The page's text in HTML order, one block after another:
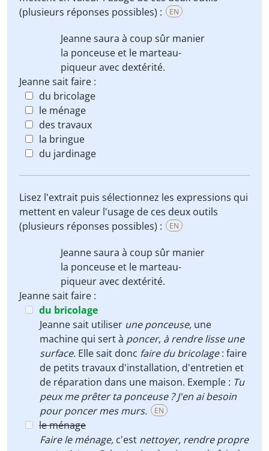
(plusieurs réponses possibles) :
EN
Jeanne saura à coup sûr manier
la ponceuse et le marteau-
piqueuravec dextérité.
Jeanne sait faire :
du bricolage
le ménage
des travaux
la bringue
du jardinage
Lisez l'extrait puis sélectionnez les expressions qui
mettent en valeur l'usage de ces deux outils
(plusieurs réponses possibles) :
EN
Jeanne saura à coup sûr manier
la ponceuse et le marteau-
piqueuravec dextérité.
Jeanne sait faire :
du bricolage
Jeanne sait utiliser une ponceuse, une
machine qui sert à poncer, à rendre lisse une
surface. Elle sait donc faire du bricolage: faire
de petits travaux d'installation, d'entretien et
de réparation dans une maison. Exemple : Tu
peux me prêter ta ponceuse ? J'en ai besoin
pour poncer mes murs.
EN
le ménage
Faire le ménage, c'est nettoyer, rendre propre